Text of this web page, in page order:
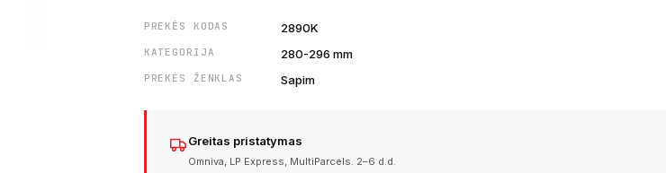
PREKĖS KODAS 2890K
KATEGORIJA 280-296 mm
PREKĖS ŽENKLAS Sapim
Greitas pristatymas
Omniva, LP Express, MultiParcels. 2–6 d.d.